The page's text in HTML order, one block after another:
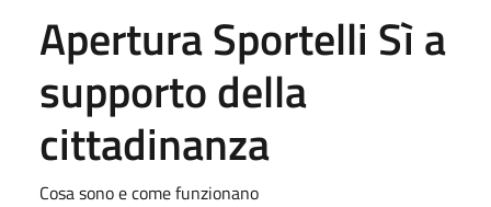
Apertura Sportelli Sì a
supporto della
cittadinanza
Cosa sono e come funzionano